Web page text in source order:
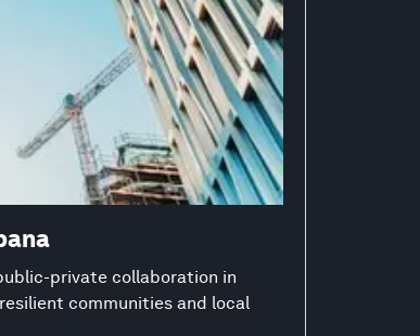
private collaboration in
communities and local